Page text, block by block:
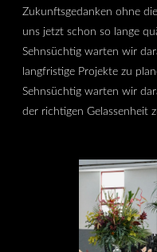
Zukunftsgedanken ohne
uns jetzt schon so lange
Sehnsüchtig warten wir
langfristige Projekte zu
Sehnsüchtig warten wir
der richtigen Gelassenheit